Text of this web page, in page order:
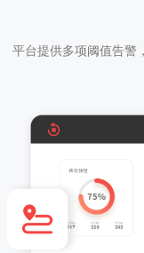
平台提供多项阈值告警